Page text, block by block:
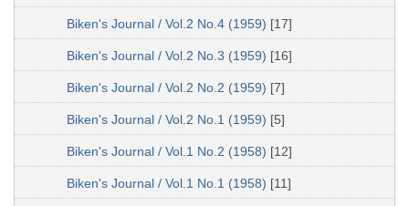
Biken's Journal / Vol.2 No.4 (1959) [17]
Biken's Journal / Vol.2 No.3 (1959) [16]
Biken's Journal / Vol.2 No.2 (1959) [7]
Biken's Journal / Vol.2 No.1 (1959) [5]
Biken's Journal / Vol.1 No.2 (1958) [12]
Biken's Journal / Vol.1 No.1 (1958) [11]